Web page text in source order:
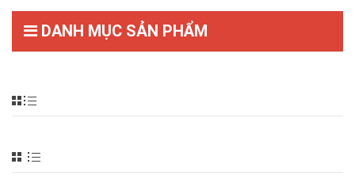
DANH MỤC SẢN PHẨM